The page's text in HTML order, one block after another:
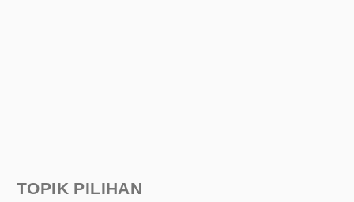
TOPIK PILIHAN